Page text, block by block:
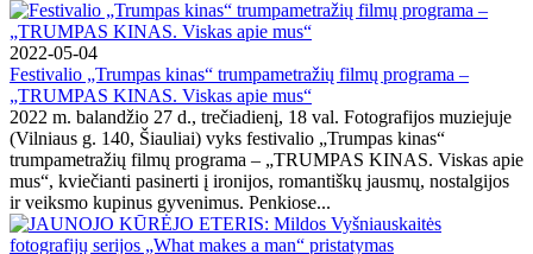
2022-05-04
Festivalio „Trumpas kinas“ trumpametražių filmų programa –
„TRUMPAS KINAS. Viskas apie mus“
2022 m. balandžio 27 d., trečiadienį, 18 val. Fotografijos muziejuje
(Vilniaus g. 140, Šiauliai) vyks festivalio „Trumpas kinas“
trumpametražių filmų programa – „TRUMPAS KINAS. Viskas apie
mus“, kviečianti pasinerti į ironijos, romantiškų jausmų, nostalgijos
ir veiksmo kupinus gyvenimus. Penkiose...